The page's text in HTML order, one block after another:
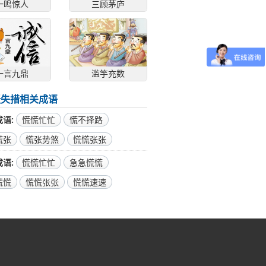
鸣惊人 三顾茅庐
言九鼎 滥竽充数
措相关成语
语 慌慌忙忙
慌不择路
张
慌张势煞 慌慌张张
语 慌慌忙忙
急急慌慌
慌
慌慌张张 慌慌速速